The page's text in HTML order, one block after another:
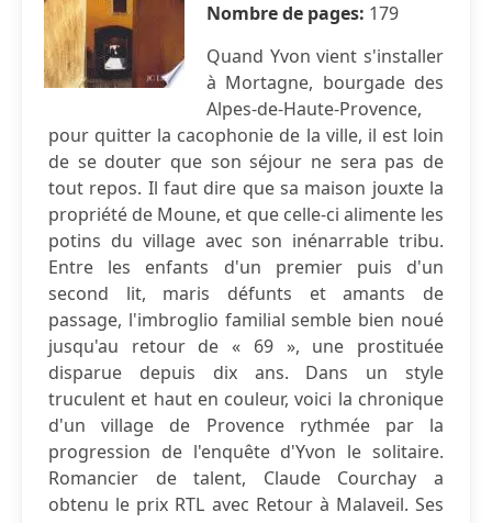
Nombre de pages: 179
Quand Yvon vient s'installer
à Mortagne, bourgade des
Alpes-de-Haute-Provence,
pour quitter la cacophonie de la ville, il est loin
de se douter que son séjour ne sera pas de
tout repos. Il faut dire que sa maison jouxte la
propriété de Moune, et que celle-ci alimente les
potins du village avec son inénarrable tribu.
Entre les enfants d'un premier puis d'un
second lit, maris défunts et amants de
passage, l'imbroglio familial semble bien noué
jusqu'au retour de « 69 », une prostituée
disparue depuis dix ans. Dans un style
truculent et haut en couleur, voici la chronique
d'un village de Provence rythmée par la
progression de l'enquête d'Yvon le solitaire.
Romancier de talent, Claude Courchay a
obtenu le prix RTL avec Retour à Malaveil. Ses